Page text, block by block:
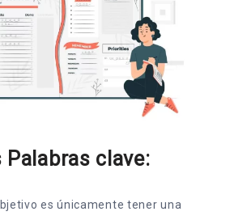
Palabras clave:
es únicamente tener una